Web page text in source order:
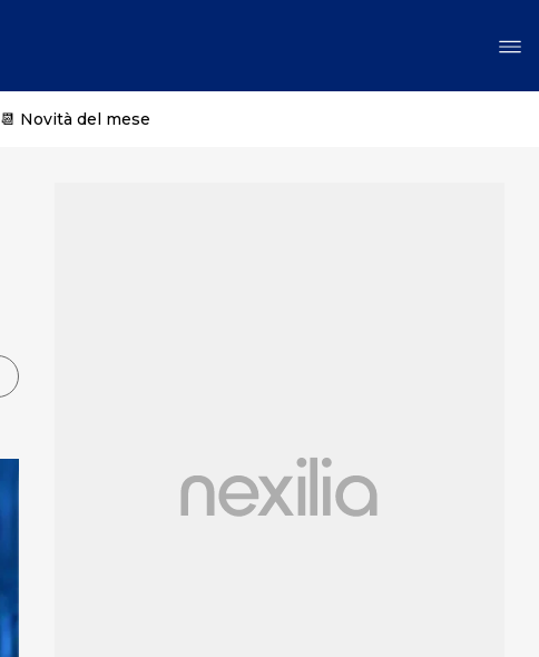
📆 Novità del mese